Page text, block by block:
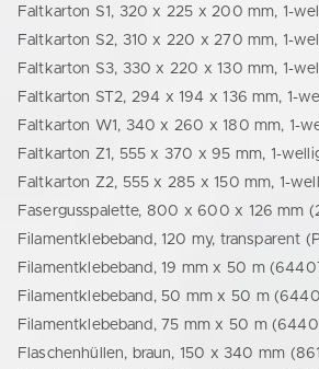
Fasergusspalette, 800 x 600 x 126 mm
Filamentklebeband, 120 my, transparent
Filamentklebeband, 19 mm x 50 m
Filamentklebeband, 50 mm x 50 m
Filamentklebeband, 75 mm x 50 m
Flaschenhüllen, braun, 150 x 340 mm